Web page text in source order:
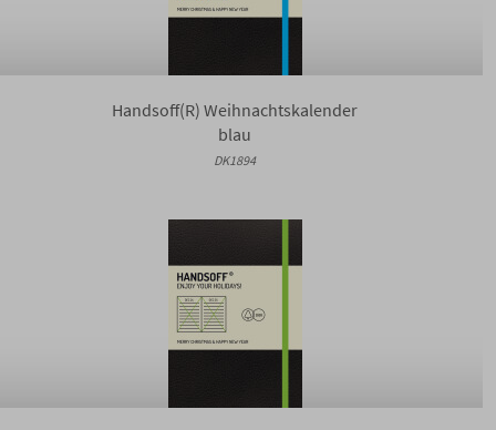
Handsoff(R) Weihnachtskalender
blau
DK1894